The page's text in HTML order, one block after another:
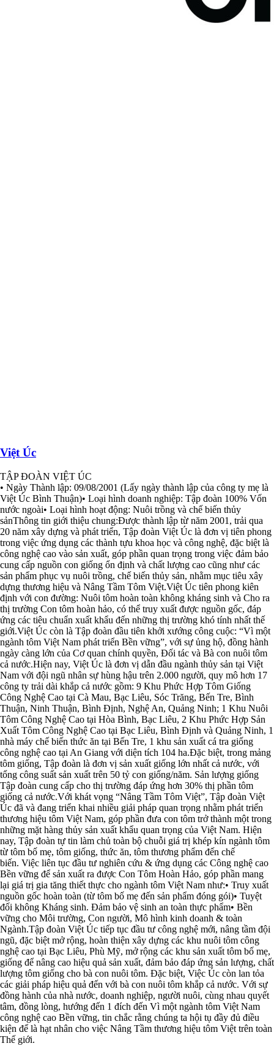
Việt Úc
TẬP ĐOÀN VIỆT ÚC
• Ngày Thành lập: 09/08/2001 (Lấy ngày thành lập của công ty mẹ là
Việt Úc Bình Thuận)• Loại hình doanh nghiệp: Tập đoàn 100% Vốn
nước ngoài• Loại hình hoạt động: Nuôi trồng và chế biến thủy
sảnThông tin giới thiệu chung:Được thành lập từ năm 2001, trải qua
20 năm xây dựng và phát triển, Tập đoàn Việt Úc là đơn vị tiên phong
trong việc ứng dụng các thành tựu khoa học và công nghệ, đặc biệt là
công nghệ cao vào sản xuất, góp phần quan trọng trong việc đảm bảo
cung cấp nguồn con giống ổn định và chất lượng cao cũng như các
sản phẩm phục vụ nuôi trồng, chế biến thủy sản, nhằm mục tiêu xây
dựng thương hiệu và Nâng Tầm Tôm Việt.Việt Úc tiên phong kiên
định với con đường: Nuôi tôm hoàn toàn không kháng sinh và Cho ra
thị trường Con tôm hoàn hảo, có thể truy xuất được nguồn gốc, đáp
ứng các tiêu chuẩn xuất khẩu đến những thị trường khó tính nhất thế
giới.Việt Úc còn là Tập đoàn đầu tiên khởi xướng công cuộc: “Vì một
ngành tôm Việt Nam phát triển Bền vững”, với sự ủng hộ, đồng hành
ngày càng lớn của Cơ quan chính quyền, Đối tác và Bà con nuôi tôm
cả nước.Hiện nay, Việt Úc là đơn vị dẫn đầu ngành thủy sản tại Việt
Nam với đội ngũ nhân sự hùng hậu trên 2.000 người, quy mô hơn 17
công ty trải dài khắp cả nước gồm: 9 Khu Phức Hợp Tôm Giống
Công Nghệ Cao tại Cà Mau, Bạc Liêu, Sóc Trăng, Bến Tre, Bình
Thuận, Ninh Thuận, Bình Định, Nghệ An, Quảng Ninh; 1 Khu Nuôi
Tôm Công Nghệ Cao tại Hòa Bình, Bạc Liêu, 2 Khu Phức Hợp Sản
Xuất Tôm Công Nghệ Cao tại Bạc Liêu, Bình Định và Quảng Ninh, 1
nhà máy chế biến thức ăn tại Bến Tre, 1 khu sản xuất cá tra giống
công nghệ cao tại An Giang với diện tích 104 ha.Đặc biệt, trong mảng
tôm giống, Tập đoàn là đơn vị sản xuất giống lớn nhất cả nước, với
tổng công suất sản xuất trên 50 tỷ con giống/năm. Sản lượng giống
Tập đoàn cung cấp cho thị trường đáp ứng hơn 30% thị phần tôm
giống cả nước.Với khát vọng “Nâng Tầm Tôm Việt”, Tập đoàn Việt
Úc đã và đang triển khai nhiều giải pháp quan trọng nhằm phát triển
thương hiệu tôm Việt Nam, góp phần đưa con tôm trở thành một trong
những mặt hàng thủy sản xuất khẩu quan trọng của Việt Nam. Hiện
nay, Tập đoàn tự tin làm chủ toàn bộ chuỗi giá trị khép kín ngành tôm
từ tôm bố mẹ, tôm giống, thức ăn, tôm thương phẩm đến chế
biến. Việc liên tục đầu tư nghiên cứu & ứng dụng các Công nghệ cao
Bền vững để sản xuất ra được Con Tôm Hoàn Hảo, góp phần mang
lại giá trị gia tăng thiết thực cho ngành tôm Việt Nam như:• Truy xuất
nguồn gốc hoàn toàn (từ tôm bố mẹ đến sản phẩm đóng gói)• Tuyệt
đối không Kháng sinh. Đảm bảo vệ sinh an toàn thực phẩm• Bền
vững cho Môi trường, Con người, Mô hình kinh doanh & toàn
Ngành.Tập đoàn Việt Úc tiếp tục đầu tư công nghệ mới, nâng tầm đội
ngũ, đặc biệt mở rộng, hoàn thiện xây dựng các khu nuôi tôm công
nghệ cao tại Bạc Liêu, Phù Mỹ, mở rộng các khu sản xuất tôm bố mẹ,
giống để nâng cao hiệu quả sản xuất, đảm bảo đáp ứng sản lượng, chất
lượng tôm giống cho bà con nuôi tôm. Đặc biệt, Việc Úc còn lan tỏa
các giải pháp hiệu quả đến với bà con nuôi tôm khắp cả nước. Với sự
đồng hành của nhà nước, doanh nghiệp, người nuôi, cùng nhau quyết
tâm, đồng lòng, hướng đến 1 đích đến Vì một ngành tôm Việt Nam
công nghệ cao Bền vững, tin chắc rằng chúng ta hội tụ đầy đủ điều
kiện để là hạt nhân cho việc Nâng Tầm thương hiệu tôm Việt trên toàn
Thế giới.